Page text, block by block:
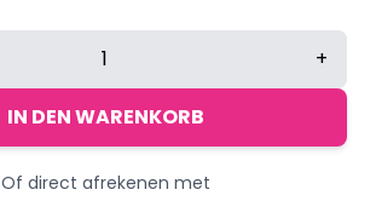
+
IN DEN WARENKORB
Of direct afrekenen met